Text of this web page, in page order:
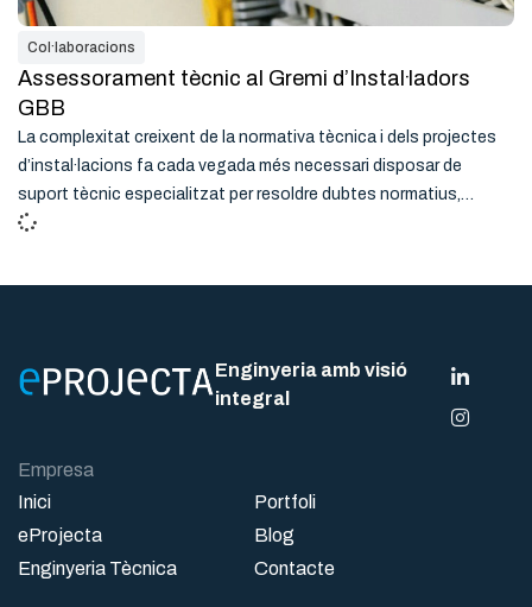
Col·laboracions
Assessorament tècnic al Gremi d’Instal·ladors
GBB
La complexitat creixent de la normativa tècnica i dels projectes
d’instal·lacions fa cada vegada més necessari disposar de
suport tècnic especialitzat per resoldre dubtes normatius,…
Enginyeria amb visió
integral
Empresa
Inici
eProjecta
Enginyeria Tècnica
Portfoli
Blog
Contacte